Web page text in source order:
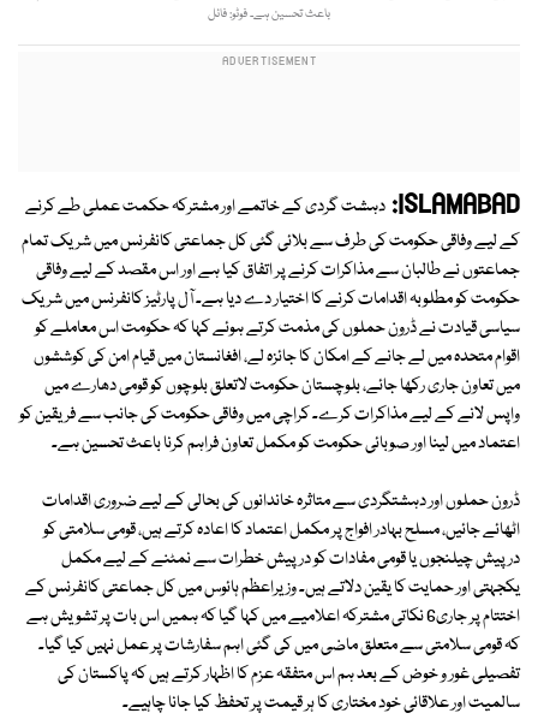
باعث تحسین ہے۔ فوٹو: فائل
ISLAMABAD: دہشت گردی کے خاتمے اور مشترکہ حکمت عملی طے کرنے
کے لیے وفاقی حکومت کی طرف سے بلائی گئی کل جماعتی کانفرنس میں شریک تمام
جماعتوں نے طالبان سے مذاکرات کرنے پر اتفاق کیا ہے اور اس مقصد کے لیے وفاقی
حکومت کو مطلوبہ اقدامات کرنے کا اختیار دے دیا ہے۔ آل پارٹیز کانفرنس میں شریک
سیاسی قیادت نے ڈرون حملوں کی مذمت کرتے ہوئے کہا کہ حکومت اس معاملے کو
اقوام متحدہ میں لے جانے کے امکان کا جائزہ لے، افغانستان میں قیام امن کی کوششوں
میں تعاون جاری رکھا جائے، بلوچستان حکومت لاتعلق بلوچوں کو قومی دھارے میں
واپس لانے کے لیے مذاکرات کرے۔ کراچی میں وفاقی حکومت کی جانب سے فریقین کو
اعتماد میں لینا اور صوبائی حکومت کو مکمل تعاون فراہم کرنا باعث تحسین ہے۔
ڈرون حملوں اور دہشتگردی سے متاثرہ خاندانوں کی بحالی کے لیے ضروری اقدامات
اٹھائے جائیں، مسلح بہادر افواج پر مکمل اعتماد کا اعادہ کرتے ہیں، قومی سلامتی کو
درپیش چیلنجوں یا قومی مفادات کو درپیش خطرات سے نمٹنے کے لیے مکمل
یکجہتی اور حمایت کا یقین دلاتے ہیں۔ وزیراعظم ہائوس میں کل جماعتی کانفرنس کے
اختتام پر جاری6 نکاتی مشترکہ اعلامیے میں کہا گیا کہ ہمیں اس بات پر تشویش ہے
کہ قومی سلامتی سے متعلق ماضی میں کی گئی اہم سفارشات پر عمل نہیں کیا گیا۔
تفصیلی غور و خوض کے بعد ہم اس متفقہ عزم کا اظہار کرتے ہیں کہ پاکستان کی
سالمیت اور علاقائی خود مختاری کا ہر قیمت پر تحفظ کیا جانا چاہیے۔